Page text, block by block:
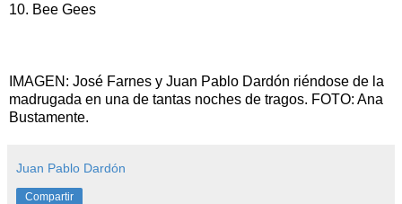
10. Bee Gees
IMAGEN: José Farnes y Juan Pablo Dardón riéndose de la
madrugada en una de tantas noches de tragos. FOTO: Ana
Bustamente.
Juan Pablo Dardón
Compartir